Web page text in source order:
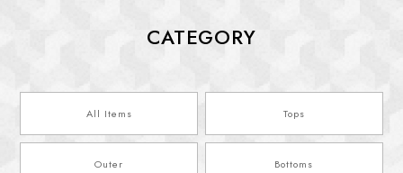
CATEGORY
All Items Tops
Outer Bottoms